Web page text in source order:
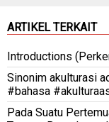
ARTIKEL TERKAIT
Introductions
Sinonim akulturasi
#bahasa
Pada Suatu